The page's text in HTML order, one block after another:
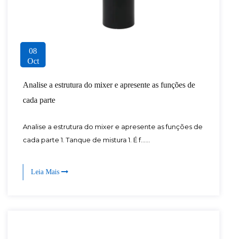
08
Oct
Analise a estrutura do mixer e apresente as funções de
cada parte
Analise a estrutura do mixer e apresente as funções de
cada parte 1. Tanque de mistura 1. É f......
Leia Mais